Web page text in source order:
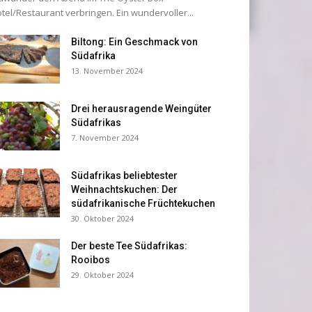
Restaurant verbringen. Ein wundervoller...
Biltong: Ein Geschmack von
Südafrika
13. November 2024
Drei herausragende Weingüter
Südafrikas
7. November 2024
Südafrikas beliebtester
Weihnachtskuchen: Der
südafrikanische Früchtekuchen
30. Oktober 2024
Der beste Tee Südafrikas:
Rooibos
29. Oktober 2024